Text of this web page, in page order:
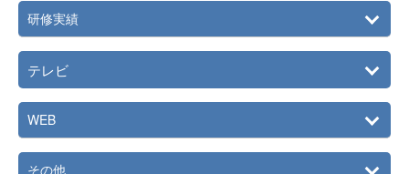
研修実績
テレビ
WEB
その他